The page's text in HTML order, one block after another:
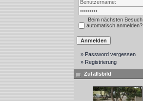
Beim nächsten Besuch
automatisch anmelden?
» Password vergessen
» Registrierung
Zufallsbild